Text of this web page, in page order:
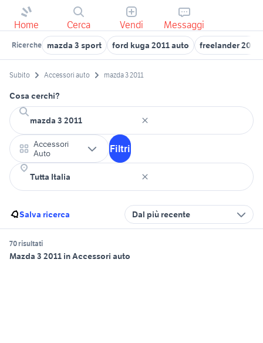
Home Cerca Vendi Messaggi
Ricerche mazda 3 sport ford kuga 2011 auto freelander 2011
Subito Accessori auto mazda 3 2011
Cosa cerchi?
Accessori
Auto
Filtri
Salva ricerca Dal più recente
70 risultati
Mazda 3 2011 in Accessori auto